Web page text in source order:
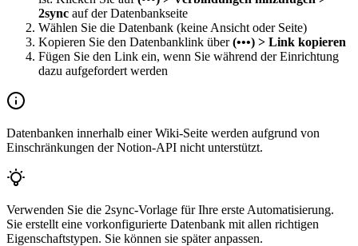
2sync auf der Datenbankseite
Wählen Sie die Datenbank (keine Ansicht oder Seite)
Kopieren Sie den Datenbanklink über(•••) > Link kopieren
Fügen Sie den Link ein, wenn Sie während der Einrichtung
dazu aufgefordert werden
Datenbanken innerhalb einer Wiki-Seite werden aufgrund von
Einschränkungen der Notion-API nicht unterstützt.
Verwenden Sie die 2sync-Vorlage für Ihre erste Automatisierung.
Sie erstellt eine vorkonfigurierte Datenbank mit allen richtigen
Eigenschaftstypen. Sie können sie später anpassen.